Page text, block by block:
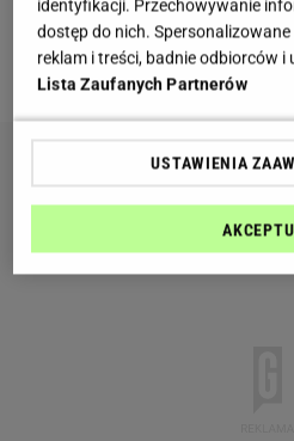
Fani uważają, że zdjęcie
mocno przerobione.
identyfikacji. Przechowywanie
dostęp do nich.
reklam i treści, badnie odbiorców i
Lista Zaufanych Partnerów
USTAWIENIA